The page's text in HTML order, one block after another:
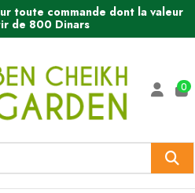
toute commande dont la valeur
de 800 Dinars
0